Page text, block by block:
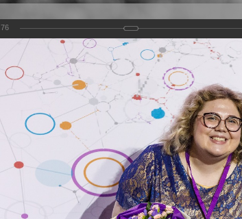
Версия для слабовидящих
Новости Деятельность
76